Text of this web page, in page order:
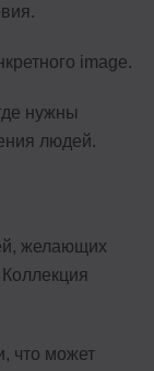
image.
нужны
людей.
желающих
что может